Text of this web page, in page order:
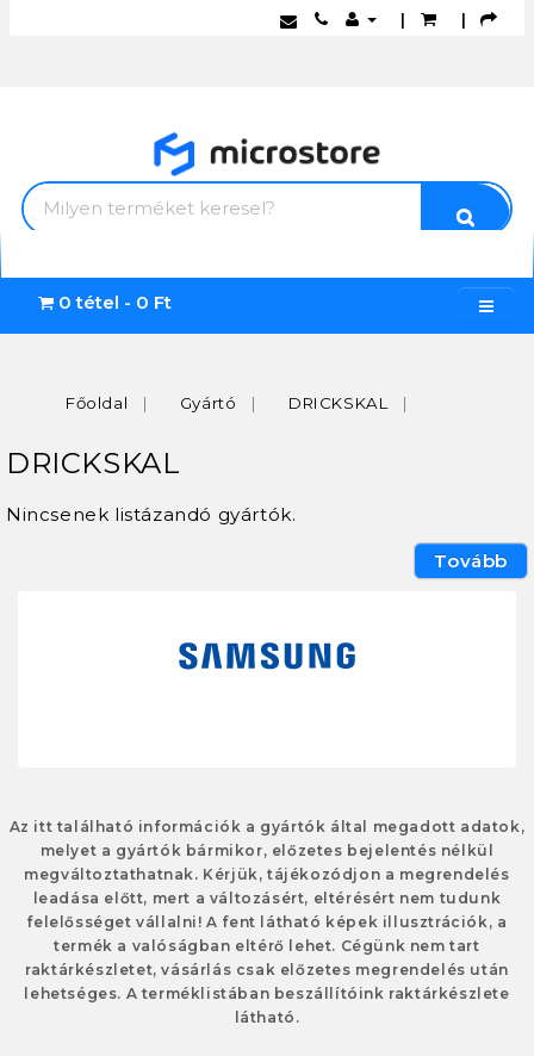
| |
0 tétel - 0 Ft
Főoldal Gyártó DRICKSKAL
DRICKSKAL
Nincsenek listázandó gyártók.
Tovább
Az itt található információk a gyártók által megadott adatok,
melyet a gyártók bármikor, előzetes bejelentés nélkül
megváltoztathatnak. Kérjük, tájékozódjon a megrendelés
leadása előtt, mert a változásért, eltérésért nem tudunk
felelősséget vállalni! A fent látható képek illusztrációk, a
termék a valóságban eltérő lehet. Cégünk nem tart
raktárkészletet, vásárlás csak előzetes megrendelés után
lehetséges. A terméklistában beszállítóink raktárkészlete
látható.